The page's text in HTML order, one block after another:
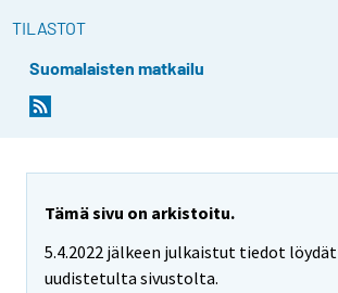
TILASTOT
Suomalaisten matkailu
Tämä sivu on arkistoitu.
5.4.2022 jälkeen julkaistut tiedot löydät
uudistetulta sivustolta.